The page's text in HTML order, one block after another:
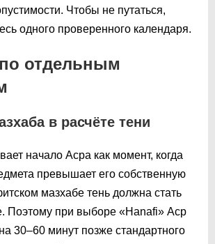
Чтобы не путаться,
одного проверенного календаря.
отдельным
в расчёте тени
начало Асра как момент, когда
превышает его собственную
мазхабе тень должна стать
Поэтому при выборе «Hanafi» Аср
30–60 минут позже стандартного